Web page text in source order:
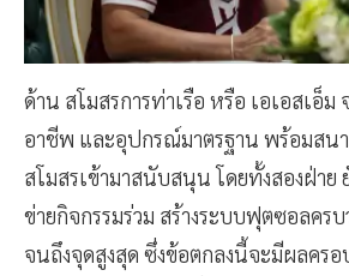
ด้าน สโมสรการท่าเรือ หรือ เอเอสเอ็ม
อาชีพ และอุปกรณ์มาตรฐาน พร้อมสน
สโมสรเข้ามาสนับสนุน โดยทั้งสองฝ่าย
ข่ายกิจกรรมร่วม สร้างระบบฟุตซอลคร
จนถึงจุดสูงสุด ซึ่งข้อตกลงนี้จะมีผลครอ